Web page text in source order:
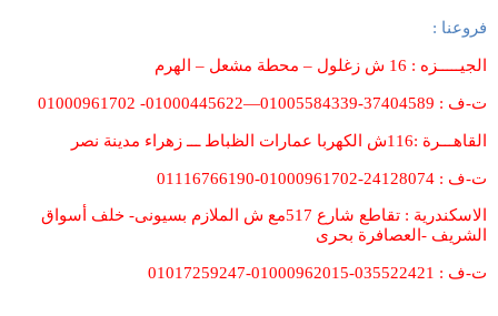
فروعنا :
الجيـــــزه : 16 ش زغلول – محطة مشعل – الهرم
ت-ف : 37404589-01005584339—01000445622- 01000961702
القاهـــرة :116ش الكهربا عمارات الظباط ـــ زهراء مدينة نصر
ت-ف : 24128074-01000961702-01116766190
الاسكندرية : تقاطع شارع 517مع ش الملازم بسيونى- خلف أسواق
الشريف -العصافرة بحرى
ت-ف : 035522421-01000962015-01017259247